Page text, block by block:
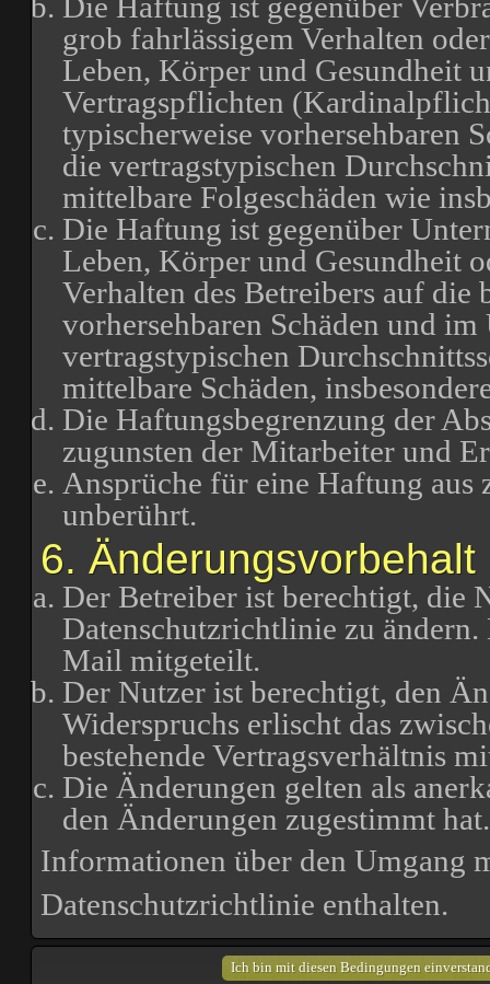
grob fahrlässigem Verhalten
Leben, Körper und Gesundheit
Vertragspflichten
typischerweise vorhersehbaren
die vertragstypischen
mittelbare Folgeschäden wie
Die Haftung ist gegenüber
Leben, Körper und Gesundheit
Verhalten des Betreibers auf die
vorhersehbaren Schäden und
vertragstypischen
mittelbare Schäden,
Die Haftungsbegrenzung der
zugunsten der Mitarbeiter und
Ansprüche für eine Haftung
unberührt.
6. Änderungsvorbehalt
Der Betreiber ist berechtigt, die
Datenschutzrichtlinie zu
Mail mitgeteilt.
Der Nutzer ist berechtigt, den
Widerspruchs erlischt das
bestehende Vertragsverhältnis
Die Änderungen gelten als
den Änderungen zugestimmt hat.
Informationen über den Umgang
Datenschutzrichtlinie enthalten.